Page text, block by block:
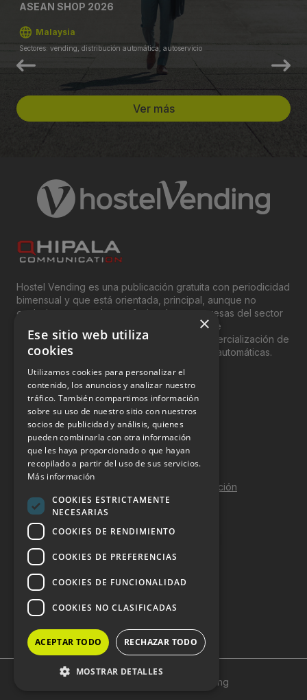
ASEAN SHOP 2026
Malaysia
Sectores: vending, distribución automática, autoservicio
Ver más
Hostel Vending es una publicación gratuita con periodicidad
bimensual y que está orientada, principal, aunque no
exclusivamente, a los profesionales y empresas del sector
del “Vending”; nombre con el que se conoce
genéricamente entre profesionales a la comercialización de
productos y servicios a través de máquinas automáticas.
INFORMACIÓN LEGAL
Aviso Legal
Política de Privacidad
Política de Cookies
Política de calidad y seguridad de la información
Contacto
DOSSIER Y CONTRATACIÓN
Dossier 2026 (ES)
Dossier 2026 (EN)
Copyright © 2024 HostelVending
×
Ese sitio web utiliza
cookies
Utilizamos cookies para personalizar el
contenido, los anuncios y analizar nuestro
tráfico. También compartimos información
sobre su uso de nuestro sitio con nuestros
socios de publicidad y análisis, quienes
pueden combinarla con otra información
que les haya proporcionado o que hayan
recopilado a partir del uso de sus servicios.
Más información
COOKIES ESTRICTAMENTE
NECESARIAS
COOKIES DE RENDIMIENTO
COOKIES DE PREFERENCIAS
COOKIES DE FUNCIONALIDAD
COOKIES NO CLASIFICADAS
ACEPTAR TODO RECHAZAR TODO
MOSTRAR DETALLES